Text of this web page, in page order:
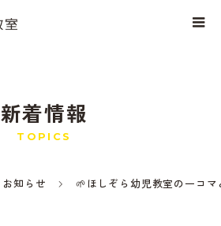
新着情報
TOPICS
お知らせ 🌱ほしぞら幼児教室の一コ